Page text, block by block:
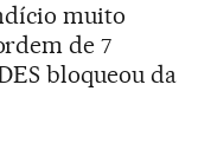
muito
de 7
bloqueou da